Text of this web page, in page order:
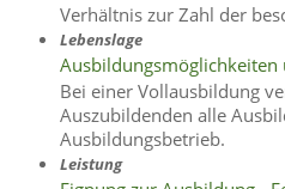
Verhältnis zur Zahl der
Lebenslage
Ausbildungsmöglichkeiten
Bei einer Vollausbildung
Auszubildenden alle
Ausbildungsbetrieb.
Leistung